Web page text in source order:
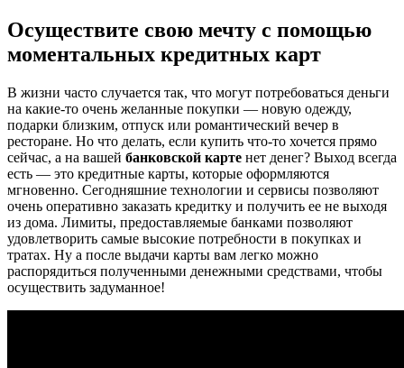
Осуществите свою мечту с помощью
моментальных кредитных карт
В жизни часто случается так, что могут потребоваться деньги
на какие-то очень желанные покупки — новую одежду,
подарки близким, отпуск или романтический вечер в
ресторане. Но что делать, если купить что-то хочется прямо
сейчас, а на вашей банковской карте нет денег? Выход всегда
есть — это кредитные карты, которые оформляются
мгновенно. Сегодняшние технологии и сервисы позволяют
очень оперативно заказать кредитку и получить ее не выходя
из дома. Лимиты, предоставляемые банками позволяют
удовлетворить самые высокие потребности в покупках и
тратах. Ну а после выдачи карты вам легко можно
распорядиться полученными денежными средствами, чтобы
осуществить задуманное!